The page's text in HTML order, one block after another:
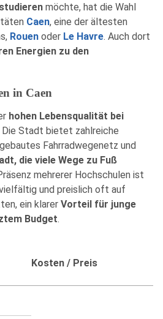
möchte, hat die Wahl
Caen, eine der ältesten
Rouen oder Le Havre. Auch dort
Energien zu den
in Caen
hohen Lebensqualität bei
Die Stadt bietet zahlreiche
Fahrradwegenetz und
die viele Wege zu Fuß
mehrerer Hochschulen ist
und preislich oft auf
ein klarer Vorteil für junge
Budget.
Kosten / Preis